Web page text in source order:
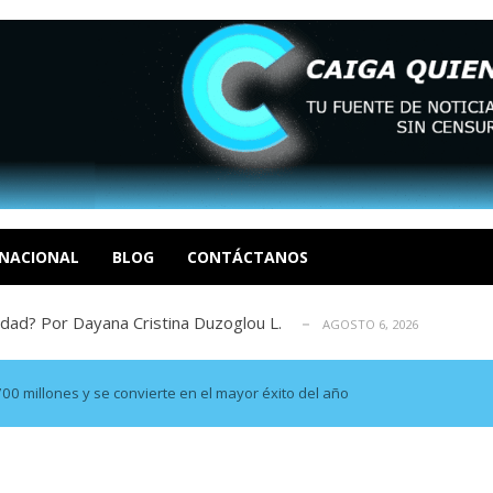
BLOG CONTÁCTANOS
de derechos humanos en el Minister... AGOSTO 6, 2026
un mercado impulsado por el auge de... AGOSTO 6, 2026
La Guaira que hasta ahora no había ...
Por Dayana Cristina Duzoglou L.
apagones y promesas incumplidas... AGOSTO 6, 2026
de derechos humanos en el Minister... AGOSTO 6, 2026
un mercado impulsado por el auge de...
en La Guaira que hasta ahora no había ... AGOSTO 6, 2026
Por Dayana Cristina Duzoglou L.
millones y se convierte en el mayor éxito del año